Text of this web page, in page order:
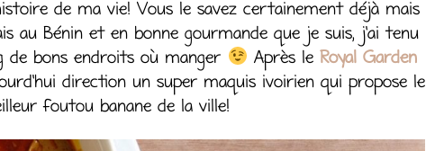
de ma vie! Vous le savez certainement déjà mais
au Bénin et en bonne gourmande que je suis, j’ai tenu
de bons endroits où manger
Après le Royal Garden
direction un super maquis ivoirien qui propose le
foutou banane de la ville!